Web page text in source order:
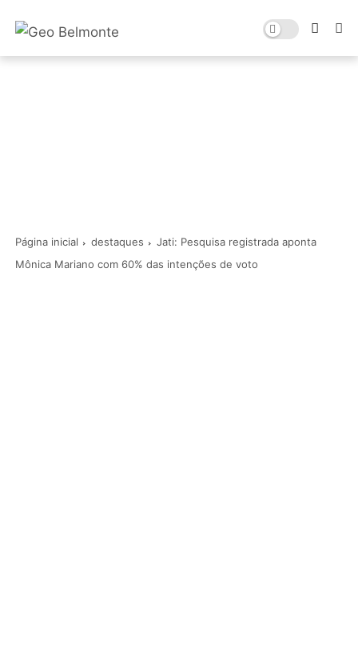
Página inicial destaques
Jati: Pesquisa registrada aponta
Mônica Mariano com 60% das intenções de voto